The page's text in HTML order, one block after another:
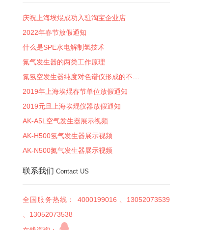
庆祝上海埃焜成功入驻淘宝企业店
2022年春节放假通知
什么是SPE水电解制氢技术
氮气发生器的两类工作原理
氮氢空发生器纯度对色谱仪形成的不…
2019年上海埃焜春节单位放假通知
2019元旦上海埃焜仪器放假通知
AK-A5L空气发生器展示视频
AK-H500氢气发生器展示视频
AK-N500氮气发生器展示视频
联系我们 Contact US
全国服务热线： 4000199016 、13052073539
、13052073538